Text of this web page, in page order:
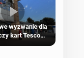
wyzwanie dla
kart Tesco